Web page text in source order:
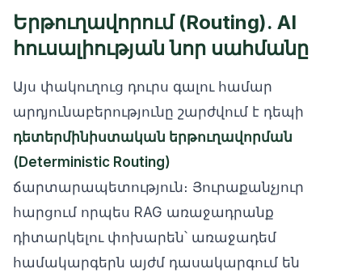
Երթուղավորում (Routing). AI
հուսալիության նոր սահմանը
Այս փակուղուց դուրս գալու համար
արդյունաբերությունը շարժվում է դեպի
դետերմինիստական երթուղավորման
(Deterministic Routing)
ճարտարապետություն։ Յուրաքանչյուր
հարցում որպես RAG առաջադրանք
դիտարկելու փոխարեն՝ առաջադեմ
համակարգերն այժմ դասակարգում են